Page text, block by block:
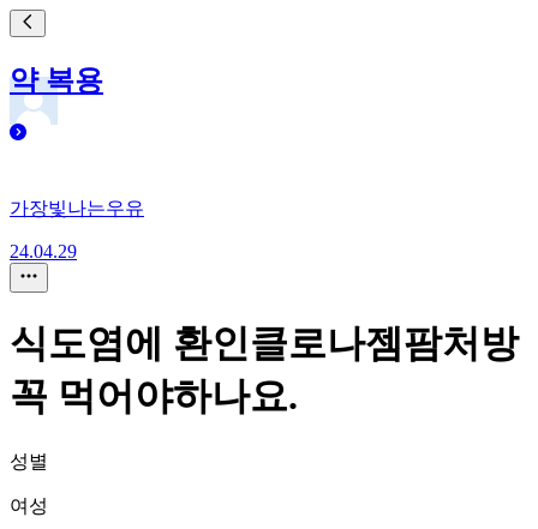
약 복용
가장빛나는우유
24.04.29
식도염에 환인클로나젬팜처방
꼭 먹어야하나요.
성별
여성